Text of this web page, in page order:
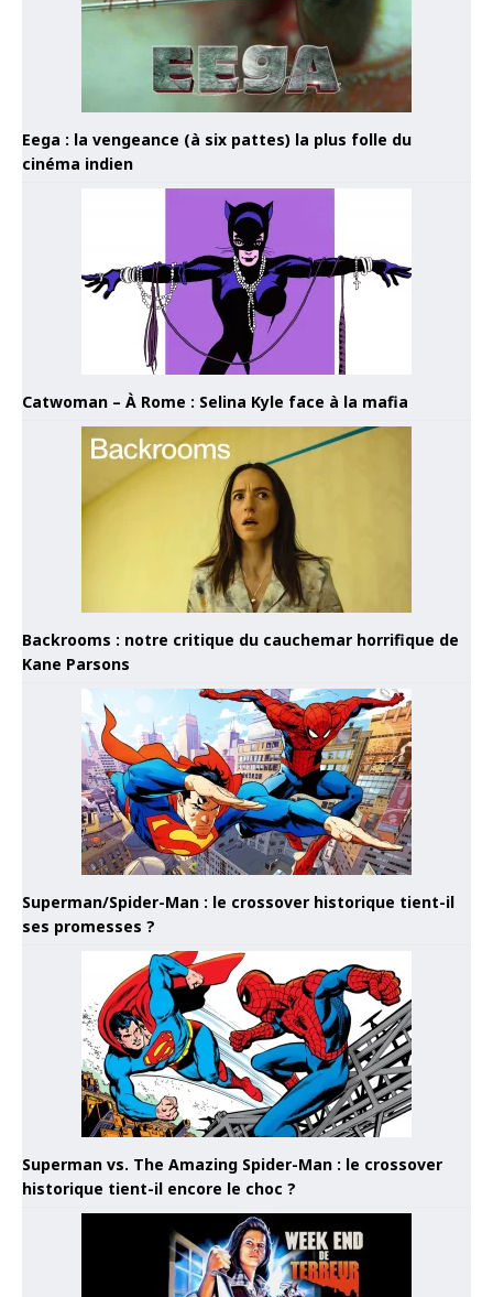
Eega : la vengeance (à six pattes) la plus folle du
cinéma indien
Catwoman – À Rome : Selina Kyle face à la mafia
Backrooms : notre critique du cauchemar horrifique de
Kane Parsons
Superman/Spider-Man : le crossover historique tient-il
ses promesses ?
Superman vs. The Amazing Spider-Man : le crossover
historique tient-il encore le choc ?